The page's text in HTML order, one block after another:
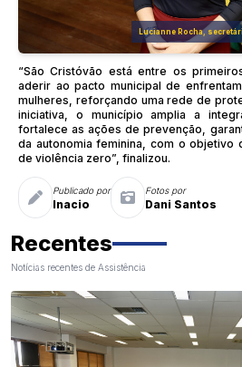
Lucianne Rocha,
“São Cristóvão está entre os
aderir ao pacto municipal de
mulheres, reforçando uma rede de
iniciativa, o município amplia a
fortalece as ações de prevenção,
da autonomia feminina, com o objetivo
de violência zero”, finalizou.
Publicado por
Inacio
Fotos por
Dani Santos
Recentes
Notícias recentes de Assistência